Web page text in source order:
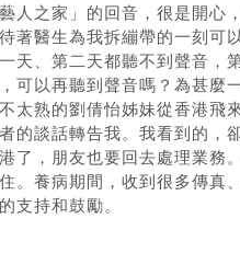
人之家」的回音，很是開心
著醫生為我拆繃帶的一刻可
天、第二天都聽不到聲音，
可以再聽到聲音嗎？為甚麼
太熟的劉倩怡姊妹從香港飛
的談話轉告我。我看到的，
了，朋友也要回去處理業務
。養病期間，收到很多傳真
支持和鼓勵。